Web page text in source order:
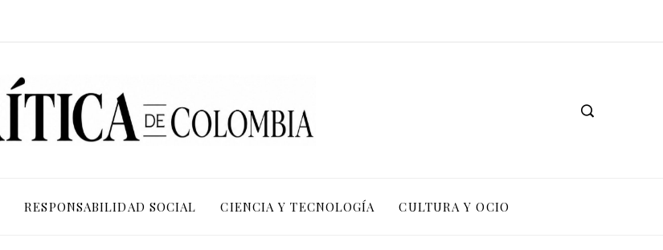
RESPONSABILIDAD SOCIAL CIENCIA Y TECNOLOGÍA CULTURA Y OCIO